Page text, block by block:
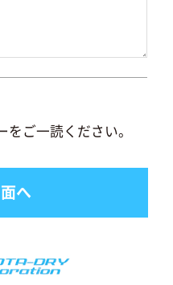
をご一読ください。
へ